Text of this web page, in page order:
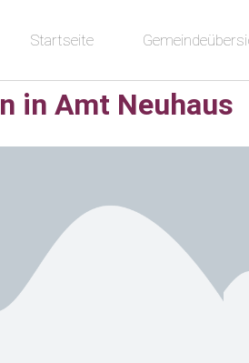
Startseite
in Amt Neuhaus